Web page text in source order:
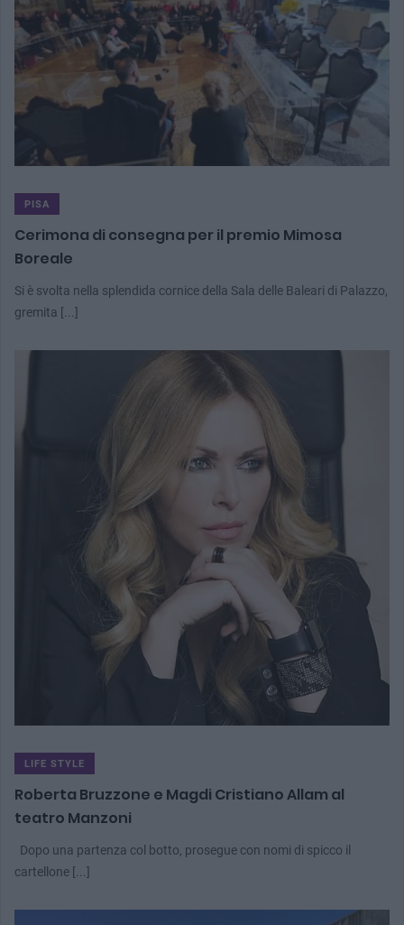
PISA
Cerimona di consegna per il premio Mimosa
Boreale
Si è svolta nella splendida cornice della Sala delle Baleari di Palazzo,
gremita [...]
LIFE STYLE
Roberta Bruzzone e Magdi Cristiano Allam al
teatro Manzoni
Dopo una partenza col botto, prosegue con nomi di spicco il
cartellone [...]